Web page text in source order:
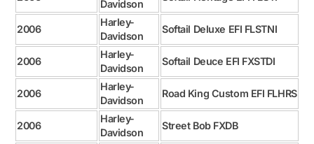
Davidson
2006
Harley-
Davidson
Softail Deluxe EFI FLSTNI
2006
Harley-
Davidson
Softail Deuce EFI FXSTDI
2006
Harley-
Davidson
Road King Custom EFI FLHRS
2006
Harley-
Davidson
Street Bob FXDB